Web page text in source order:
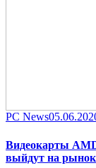
Category
PC NewsPosted
Видеокарты
выйдут на рынок